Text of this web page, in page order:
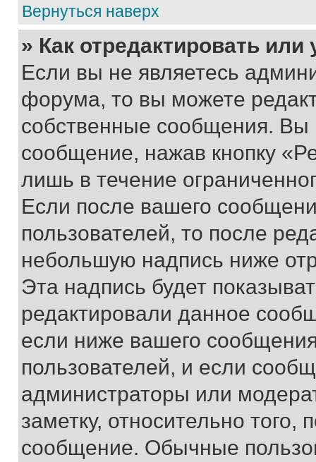
Вернуться наверх
» Как отредактировать
Если вы не являетесь
форума, то вы можете
собственные сообщения. Вы
сообщение, нажав кнопку
лишь в течение
Если после вашего
пользователей, то после
небольшую надпись ниже
Эта надпись будет
редактировали данное
если ниже вашего
пользователей, и если
администраторы или
заметку, относительно
сообщение. Обычные